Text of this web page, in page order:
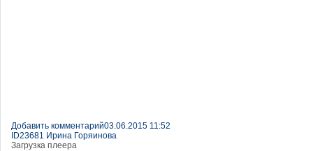
Добавить комментарий03.06.2015 11:52
ID23681 Ирина Горяинова
Загрузка плеера